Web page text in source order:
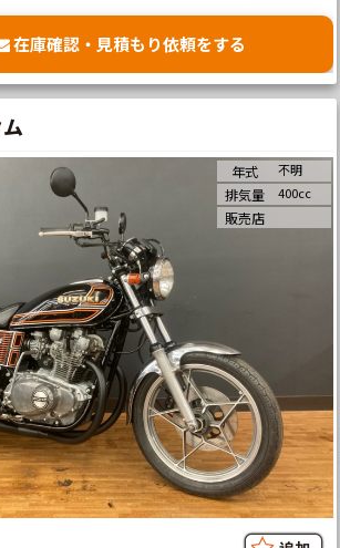
在庫確認・見積もり依頼をする
年式 不明
排気量 400cc
販売店